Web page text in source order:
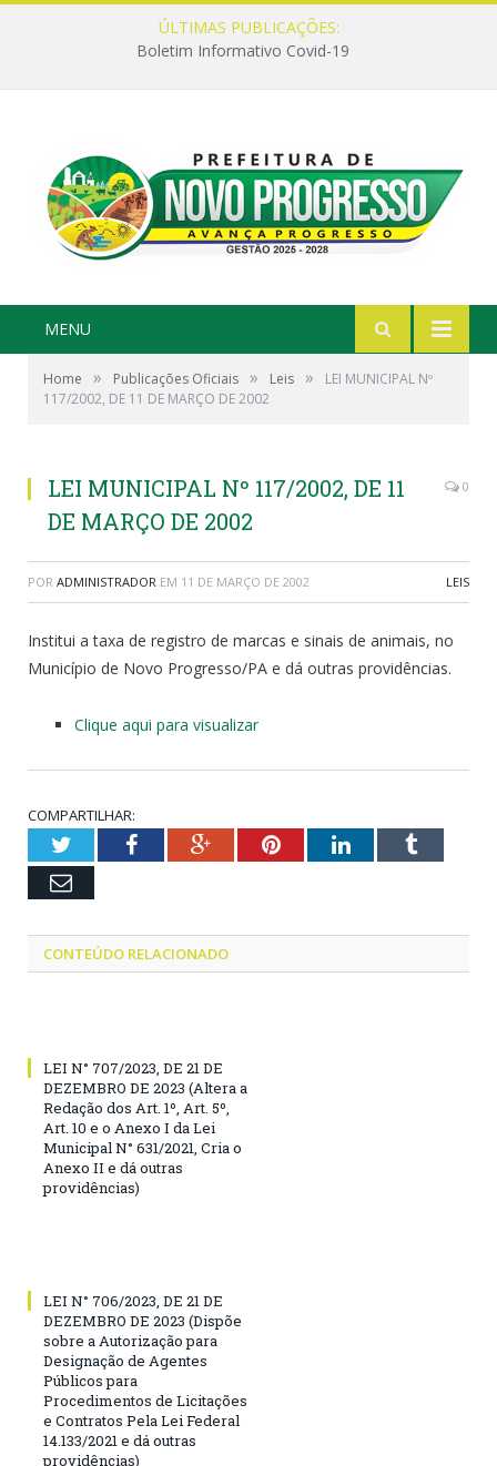
ÚLTIMAS PUBLICAÇÕES:
Boletim Informativo Covid-19
MENU
Home » Publicações Oficiais » Leis »
LEI MUNICIPAL Nº
117/2002, DE 11 DE MARÇO DE 2002
LEI MUNICIPAL Nº 117/2002, DE 11
DE MARÇO DE 2002
0
POR ADMINISTRADOR EM 11 DE MARÇO DE 2002 LEIS
Institui a taxa de registro de marcas e sinais de animais, no
Município de Novo Progresso/PA e dá outras providências.
Clique aqui para visualizar
COMPARTILHAR:
TwitterFacebookGoogle+PinterestLinkedInTumblr
Email
CONTEÚDO RELACIONADO
LEI N° 707/2023, DE 21 DE
DEZEMBRO DE 2023 (Altera a
Redação dos Art. 1º, Art. 5º,
Art. 10 e o Anexo I da Lei
Municipal N° 631/2021, Cria o
Anexo II e dá outras
providências)
LEI N° 706/2023, DE 21 DE
DEZEMBRO DE 2023 (Dispõe
sobre a Autorização para
Designação de Agentes
Públicos para
Procedimentos de Licitações
e Contratos Pela Lei Federal
14.133/2021 e dá outras
providências)